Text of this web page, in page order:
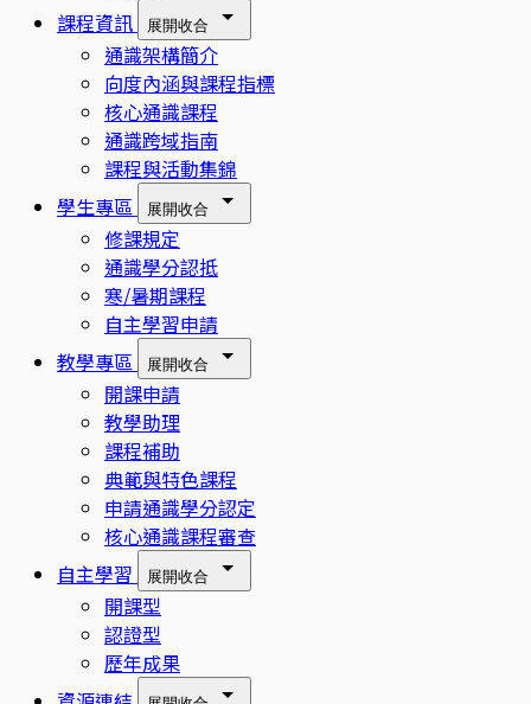
課程資訊
展開收合
通識架構簡介
向度內涵與課程指標
核心通識課程
通識跨域指南
課程與活動集錦
學生專區
展開收合
修課規定
通識學分認抵
寒/暑期課程
自主學習申請
教學專區
展開收合
開課申請
教學助理
課程補助
典範與特色課程
申請通識學分認定
核心通識課程審查
自主學習
展開收合
開課型
認證型
歷年成果